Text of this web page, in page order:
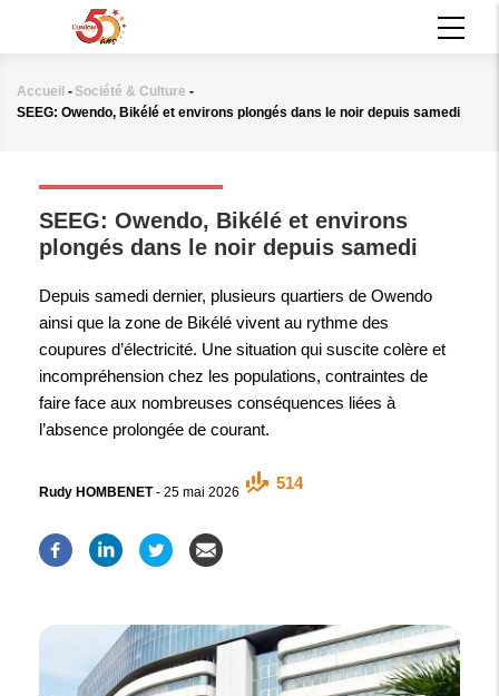
principal
Fil
Accueil - Société & Culture -
SEEG: Owendo, Bikélé et environs plongés dans le noir depuis samedi
SEEG: Owendo, Bikélé et environs
plongés dans le noir depuis samedi
Depuis samedi dernier, plusieurs quartiers de Owendo
ainsi que la zone de Bikélé vivent au rythme des
coupures d’électricité. Une situation qui suscite colère et
incompréhension chez les populations, contraintes de
faire face aux nombreuses conséquences liées à
l’absence prolongée de courant.
Rudy HOMBENET- 25 mai 2026
514